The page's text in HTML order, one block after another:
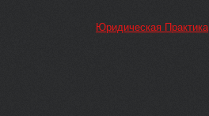
Юридическая Практика